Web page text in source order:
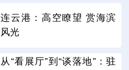
连云港：高空瞭望 赏海滨
风光
从“看展厅”到“谈落地”：驻